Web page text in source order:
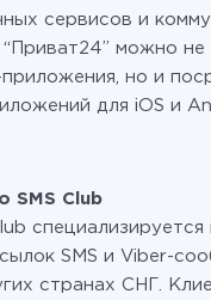
сервисов и
“Приват24” можно не
но и
для iOS и
SMS Club
SMS и Viber-
странах СНГ.